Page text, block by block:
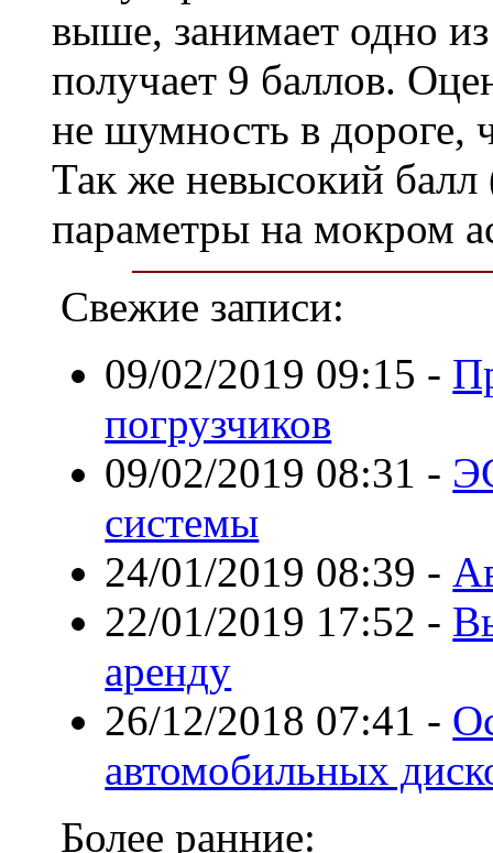
выше, занимает одно
получает 9 баллов.
не шумность в дороге,
Так же невысокий балл
параметры на мокром
Свежие записи:
09/02/2019 09:15 -
погрузчиков
09/02/2019 08:31 -
системы
24/01/2019 08:39 -
22/01/2019 17:52 -
аренду
26/12/2018 07:41 -
автомобильных
Более ранние: